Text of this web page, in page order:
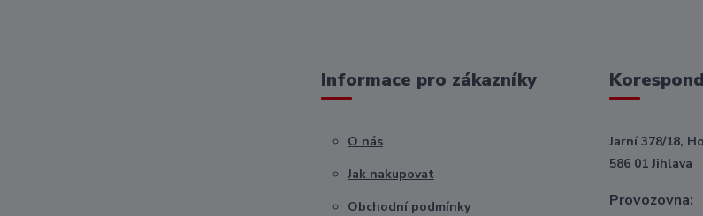
Informace pro zákazníky
O nás
Jak nakupovat
Obchodní podmínky
Jarní 378/18,
586 01 Jihlava
Provozovna: